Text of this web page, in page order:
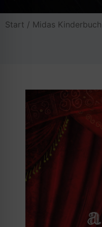
Start / Midas Kinderbuch